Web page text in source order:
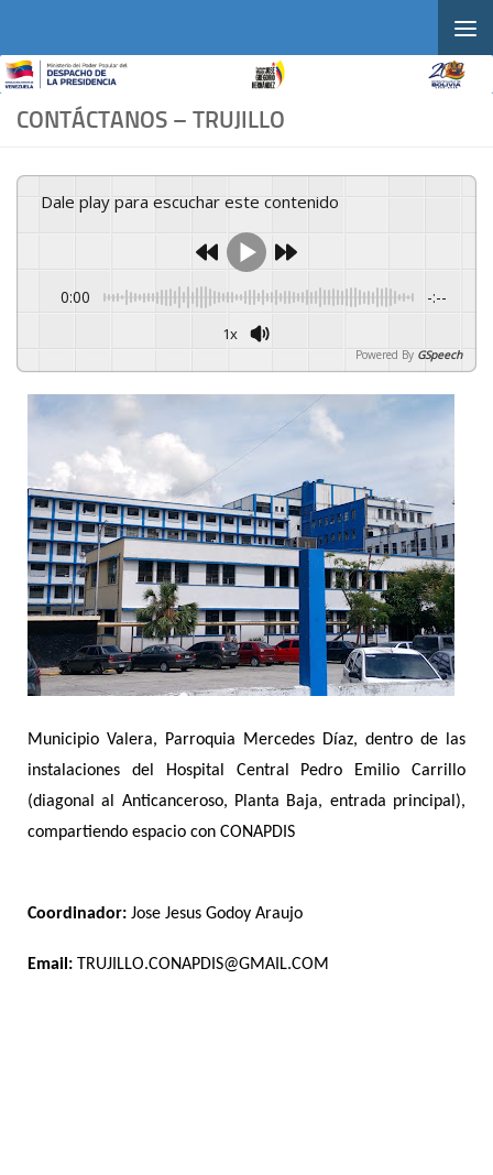
CONTÁCTANOS – TRUJILLO
Dale play para escuchar este contenido
0:00 -:--
1x
Powered By GSpeech
Municipio Valera, Parroquia Mercedes Díaz, dentro de las
instalaciones del Hospital Central Pedro Emilio Carrillo
(diagonal al Anticanceroso, Planta Baja, entrada principal),
compartiendo espacio con CONAPDIS
Coordinador: Jose Jesus Godoy Araujo
Email: TRUJILLO.CONAPDIS@GMAIL.COM